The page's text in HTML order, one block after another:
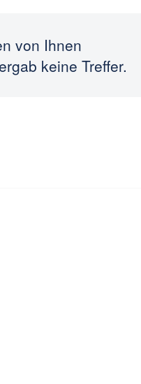
von Ihnen
keine Treffer.